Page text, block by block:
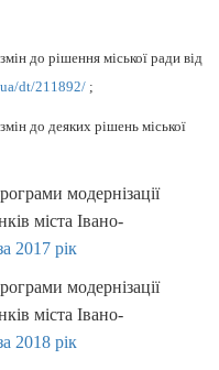
до рішення міської ради від
dt/211892/ ;
до деяких рішень міської
модернізації
міста Івано-
2017 рік
модернізації
міста Івано-
2018 рік